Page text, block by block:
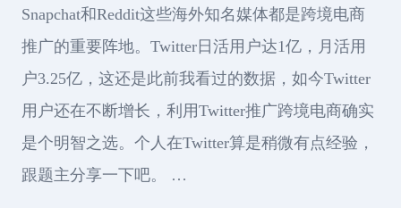
Snapchat和Reddit这些海外知名媒体都是跨境电商
推广的重要阵地。Twitter日活用户达1亿，月活用
户3.25亿，这还是此前我看过的数据，如今Twitter
用户还在不断增长，利用Twitter推广跨境电商确实
是个明智之选。个人在Twitter算是稍微有点经验，
跟题主分享一下吧。 …